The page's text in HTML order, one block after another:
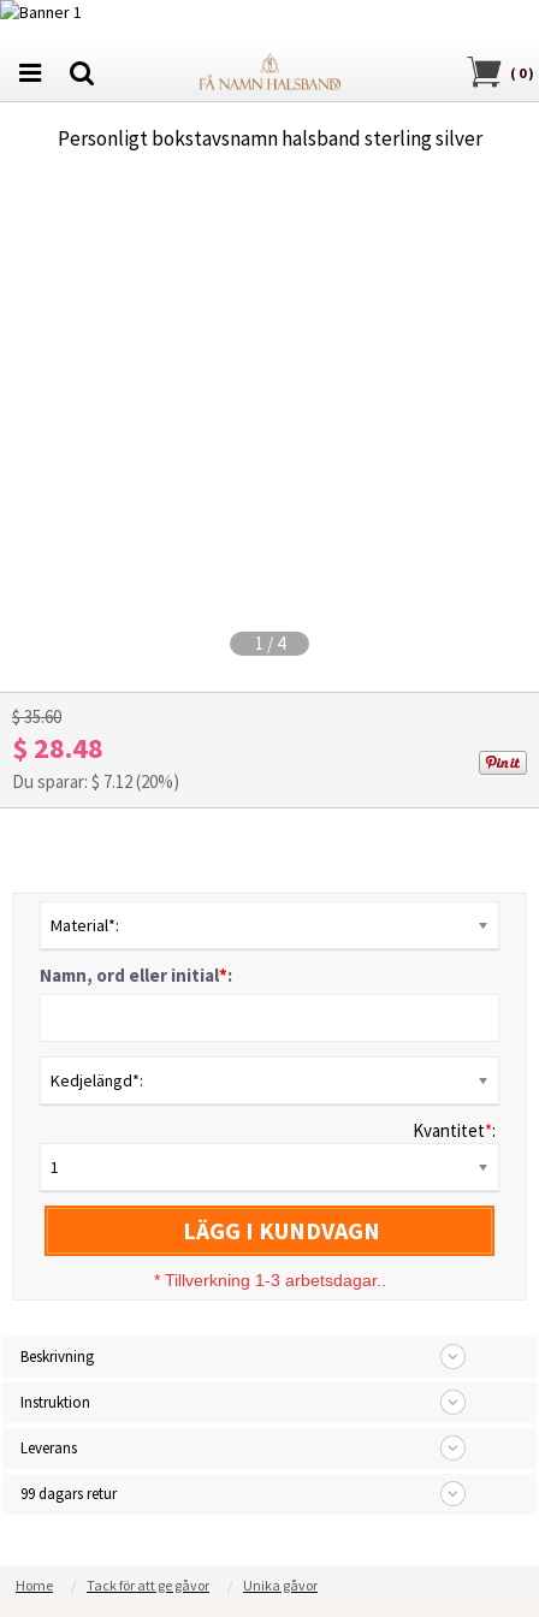
( 0)
Personligt bokstavsnamn halsband sterling silver
1 / 4
$ 35.60
$ 28.48
Du sparar: $ 7.12(20%)
Material*:
Namn, ord eller initial*:
Kedjelängd*:
Kvantitet*:
1
LÄGG I KUNDVAGN
* Tillverkning 1-3 arbetsdagar..
Beskrivning
Instruktion
Leverans
99 dagars retur
Home Tack för att ge gåvor Unika gåvor